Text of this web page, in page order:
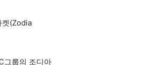
켓(Zodia
그룹의 조디아